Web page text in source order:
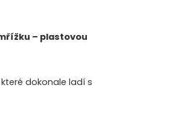
– plastovou
dokonale ladí s